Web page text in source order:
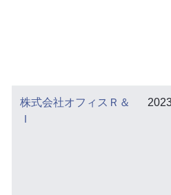
株式会社オフィスＲ＆
Ｉ